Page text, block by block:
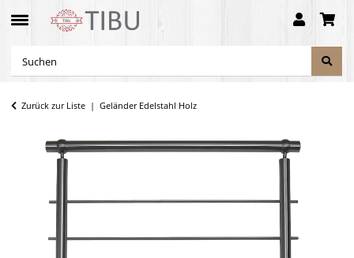
Zurück zur Liste Geländer Edelstahl Holz